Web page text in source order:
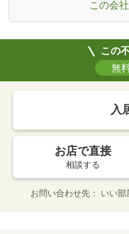
この会
この
無
入
お店で直接
相談する
お問い合わせ先 いい部